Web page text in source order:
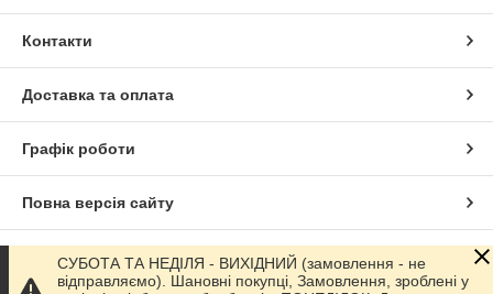
Контакти
Доставка та оплата
Графік роботи
Повна версія сайту
Сайт створено на маркетплейсіProm.ua
СУБОТА ТА НЕДІЛЯ - ВИХІДНИЙ (замовлення - не
відправляємо). Шановні покупці, Замовлення, зроблені у